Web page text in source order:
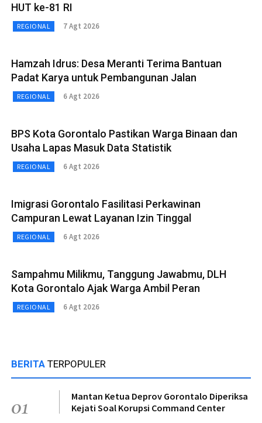
HUT ke-81 RI
REGIONAL 7 Agt 2026
Hamzah Idrus: Desa Meranti Terima Bantuan
Padat Karya untuk Pembangunan Jalan
REGIONAL 6 Agt 2026
BPS Kota Gorontalo Pastikan Warga Binaan dan
Usaha Lapas Masuk Data Statistik
REGIONAL 6 Agt 2026
Imigrasi Gorontalo Fasilitasi Perkawinan
Campuran Lewat Layanan Izin Tinggal
REGIONAL 6 Agt 2026
Sampahmu Milikmu, Tanggung Jawabmu, DLH
Kota Gorontalo Ajak Warga Ambil Peran
REGIONAL 6 Agt 2026
BERITA TERPOPULER
01
Mantan Ketua Deprov Gorontalo Diperiksa
Kejati Soal Korupsi Command Center